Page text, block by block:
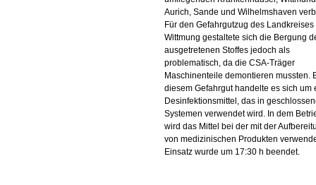
Aurich, Sande und Wilhelmshaven
Für den Gefahrgutzug des Landkreises
Wittmung gestaltete sich die Bergung
ausgetretenen Stoffes jedoch als
problematisch, da die CSA-Träger
Maschinenteile demontieren mussten.
diesem Gefahrgut handelte es sich um
Desinfektionsmittel, das in
Systemen verwendet wird. In dem
wird das Mittel bei der mit der
von medizinischen Produkten
Einsatz wurde um 17:30 h beendet.